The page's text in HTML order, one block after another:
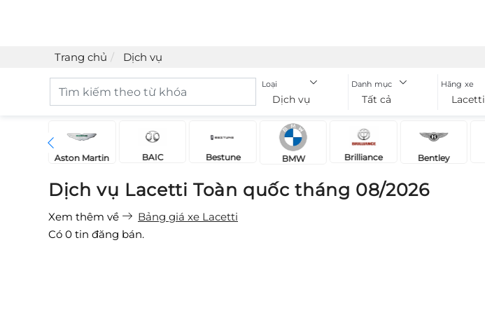
Trang chủ Dịch vụ
Loại
Dịch vụ
Danh mục
Tất cả
Hãng xe
Lacetti
Aston Martin BAIC Bestune BMW Brilliance Bentley
Dịch vụ Lacetti Toàn quốc tháng 08/2026
Xem thêm về
Bảng giá xe Lacetti
Có 0 tin đăng bán.